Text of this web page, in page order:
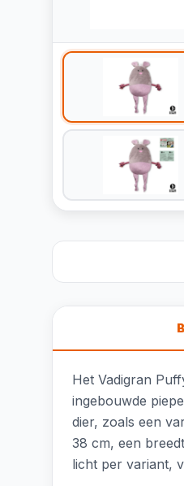
Het Vadigran
ingebouwde
dier, zoals een
38 cm, een
licht per variant,